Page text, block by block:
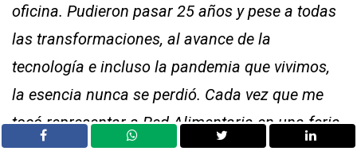
oficina. Pudieron pasar 25 años y pese a todas
las transformaciones, al avance de la
tecnología e incluso la pandemia que vivimos,
la esencia nunca se perdió. Cada vez que me
tocó representar a Red Alimentaria en una feria,